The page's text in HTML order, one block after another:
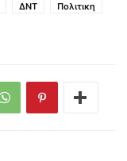
ΔΝΤ
Πολιτικη